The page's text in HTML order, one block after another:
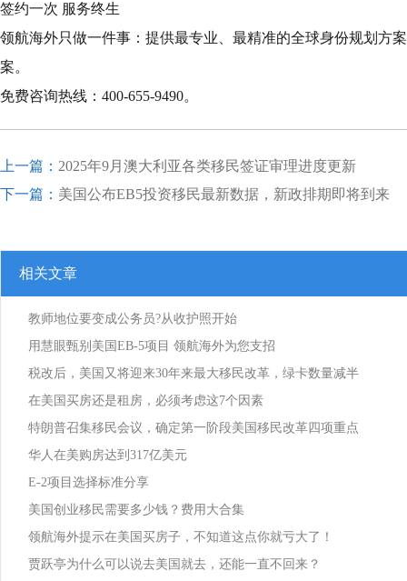
签约一次 服务终生
领航海外只做一件事：提供最专业、最精准的全球身份规划方
案。
免费咨询热线：400-655-9490。
上一篇： 2025年9月澳大利亚各类移民签证审理进度更新
下一篇： 美国公布EB5投资移民最新数据，新政排期即将到来
相关文章
教师地位要变成公务员?从收护照开始
用慧眼甄别美国EB-5项目 领航海外为您支招
税改后，美国又将迎来30年来最大移民改革，绿卡数量减半
在美国买房还是租房，必须考虑这7个因素
特朗普召集移民会议，确定第一阶段美国移民改革四项重点
华人在美购房达到317亿美元
E-2项目选择标准分享
美国创业移民需要多少钱？费用大合集
领航海外提示在美国买房子，不知道这点你就亏大了！
贾跃亭为什么可以说去美国就去，还能一直不回来？